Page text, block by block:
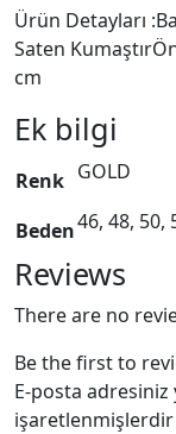
Ürün Detayları
Saten
cm
Ek bilgi
Renk GOLD
Beden46, 48, 50,
Reviews
There are no
Be the first to
E-posta adresiniz
işaretlenmişlerdir